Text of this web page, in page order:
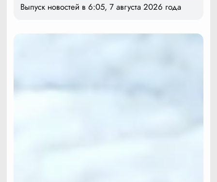
Выпуск новостей в 6:05, 7 августа 2026 года